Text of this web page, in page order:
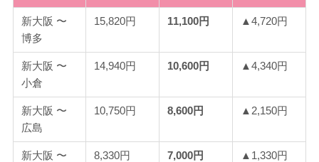
新大阪 〜
博多
15,820円 11,100円 ▲4,720円
新大阪 〜
小倉
14,940円 10,600円 ▲4,340円
新大阪 〜
広島
10,750円 8,600円 ▲2,150円
新大阪 〜
8,330円 7,000円 ▲1,330円